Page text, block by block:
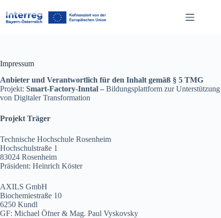
Inhalt
springen
Impressum
Anbieter und Verantwortlich für den Inhalt gemäß § 5 TMG
Projekt: Smart-Factory-Inntal – Bildungsplattform zur Unterstützung
von Digitaler Transformation
Projekt Träger
Technische Hochschule Rosenheim
Hochschulstraße 1
83024 Rosenheim
Präsident: Heinrich Köster
AXILS GmbH
Biochemiestraße 10
6250 Kundl
GF: Michael Öfner & Mag. Paul Vyskovsky